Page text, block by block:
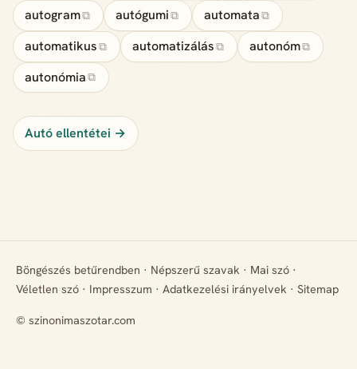
autogram⧉ autógumi ⧉ automata ⧉
automatikus ⧉ automatizálás ⧉ autonóm⧉
autonómia ⧉
Autó ellentétei →
Böngészés betűrendben · Népszerű szavak · Mai szó ·
Véletlen szó · Impresszum · Adatkezelési irányelvek · Sitemap
© szinonimaszotar.com